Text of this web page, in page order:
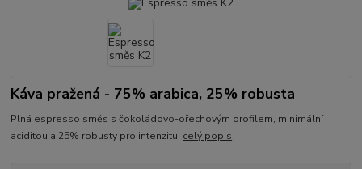
Káva pražená - 75% arabica, 25% robusta
Plná espresso směs s čokoládovo-ořechovým profilem, minimální
aciditou a 25% robusty pro intenzitu. celý popis